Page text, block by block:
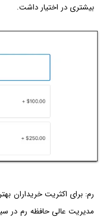
بیشتری در اختیار داشت.